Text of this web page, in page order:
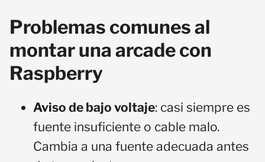
Problemas comunes al
montar una arcade con
Raspberry
Aviso de bajo voltaje: casi siempre es
fuente insuficiente o cable malo.
Cambia a una fuente adecuada antes